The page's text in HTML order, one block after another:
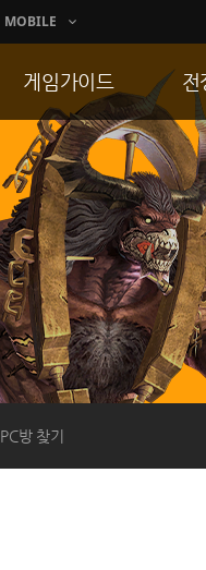
MOBILE
PC방 찾기
게임가이드
게임 특징
서버가이드
신병훈련소
세부가이드
통합보급센터
전
통
공